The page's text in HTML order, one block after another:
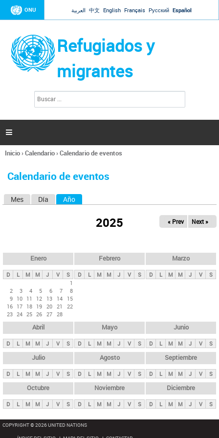
Jump to navigation
ONU العربية 中文 English Français Русский Español
Refugiados y
migrantes
l
d
s

Se
usted
Inicio›Calendario›Calendario de eventos
Calendario de eventos
s
p
n
i
p
a
l
s
Mes Día Año
2025 « Prev Next »
Enero
D L M M J V
S
1
2
3 4 5 6 7
8
9 10 11 12 13 14
15
16 17 18 19 20 21
22
23 24 25 26 27 28
Febrero
D L M M J V S
Marzo
D L M M J V S
Abril
D L M M J V S
Mayo
D L M M J V S
Junio
D L M M J V S
Julio
D L M M J V S
Agosto
D L M M J V S
Septiembre
D L M M J V S
Octubre
D L M M J V S
Noviembre
D L M M J V S
Diciembre
D L M M J V S
COPYRIGHT © 2026 UNITED NATIONS